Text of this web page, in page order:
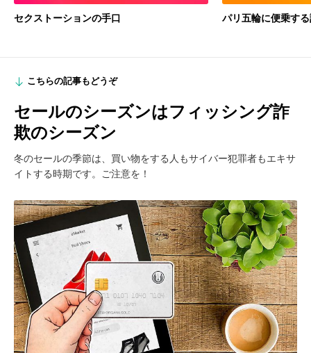
セクストーションの手口 パリ五輪に便乗す
こちらの記事もどうぞ
セールのシーズンはフィッシング詐
欺のシーズン
冬のセールの季節は、買い物をする人もサイバー犯罪者もエキサ
イトする時期です。ご注意を！